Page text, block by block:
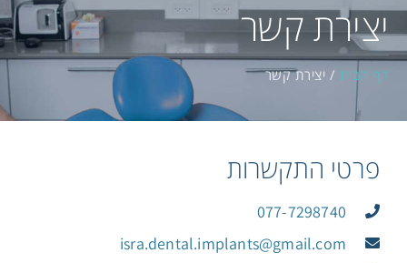
יצירת קשר
דף הבית / יצירת קשר
פרטי התקשרות
077-7298740
‪isra.dental.implants@gmail.com